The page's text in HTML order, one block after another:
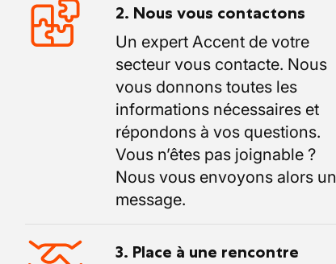
2. Nous vous contactons
Un expert Accent de votre
secteur vous contacte. Nous
vous donnons toutes les
informations nécessaires et
répondons à vos questions.
Vous n’êtes pas joignable ?
Nous vous envoyons alors un
message.
3. Place à une rencontre